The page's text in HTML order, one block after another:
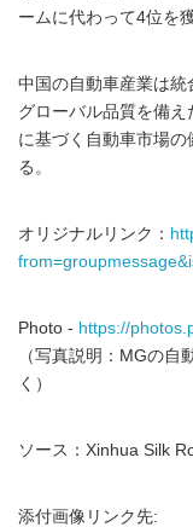
ームに代わって4位を
中国の自動車産業は
グローバル品質を備
に基づく自動車市場
る。
オリジナルリンク：
Photo - https://
（写真説明：MGの
く）
ソース：Xinhua Silk
添付画像リンク先: